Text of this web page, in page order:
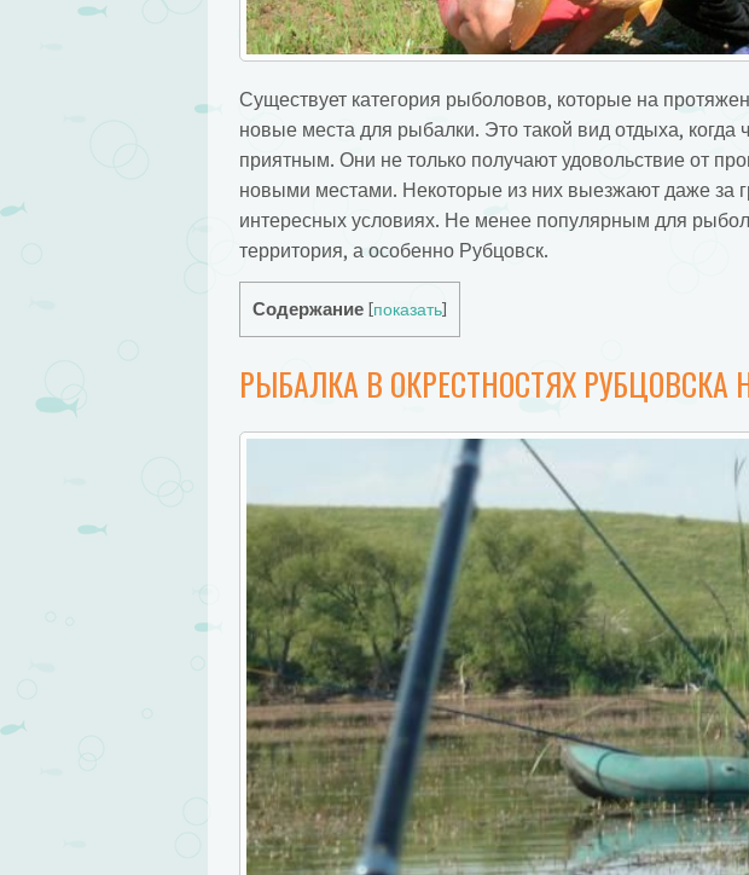
Существует категория рыболовов, которые на
новые места для рыбалки. Это такой вид отдыха, когда
приятным. Они не только получают удовольствие от
новыми местами. Некоторые из них выезжают даже за
интересных условиях. Не менее популярным для
территория, а особенно Рубцовск.
Содержание показать]
РЫБАЛКА В ОКРЕСТНОСТЯХ РУБЦОВСКА